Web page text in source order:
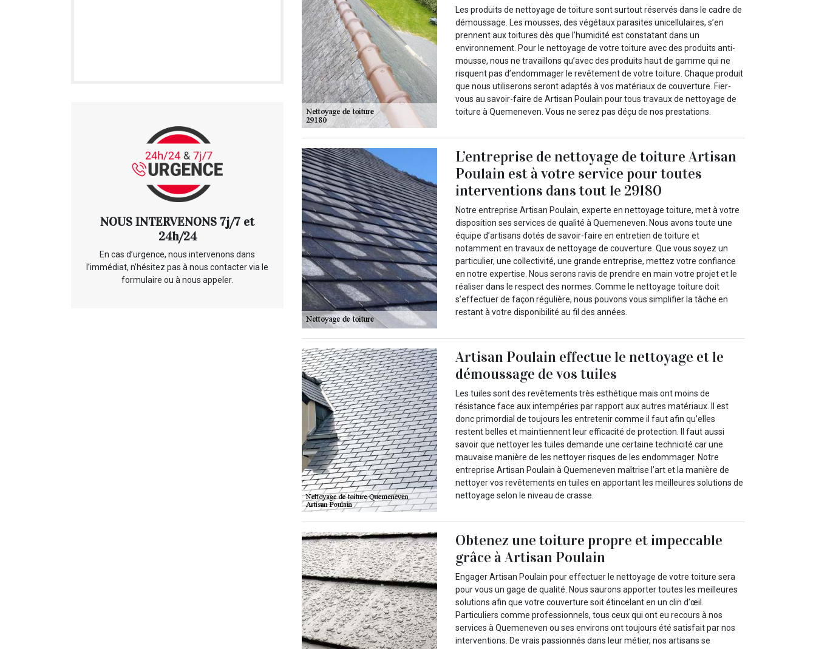
NOUS INTERVENONS 7j/7 et
24h/24
En cas d’urgence, nous intervenons dans
l’immédiat, n’hésitez pas à nous contacter via le
formulaire ou à nous appeler.
Les produits de nettoyage de toiture sont surtout réservés dans le cadre de
démoussage. Les mousses, des végétaux parasites unicellulaires, s’en
prennent aux toitures dès que l’humidité est constatant dans un
environnement. Pour le nettoyage de votre toiture avec des produits anti-
mousse, nous ne travaillons qu’avec des produits haut de gamme qui ne
risquent pas d’endommager le revêtement de votre toiture. Chaque produit
que nous utiliserons seront adaptés à vos matériaux de couverture. Fier-
vous au savoir-faire de Artisan Poulain pour tous travaux de nettoyage de
toiture à Quemeneven. Vous ne serez pas déçu de nos prestations.
L’entreprise de nettoyage de toiture Artisan
Poulain est à votre service pour toutes
interventions dans tout le 29180
Notre entreprise Artisan Poulain, experte en nettoyage toiture, met à votre
disposition ses services de qualité à Quemeneven. Nous avons toute une
équipe d’artisans dotés de savoir-faire en entretien de toiture et
notamment en travaux de nettoyage de couverture. Que vous soyez un
particulier, une collectivité, une grande entreprise, mettez votre confiance
en notre expertise. Nous serons ravis de prendre en main votre projet et le
réaliser dans le respect des normes. Comme le nettoyage toiture doit
s’effectuer de façon régulière, nous pouvons vous simplifier la tâche en
restant à votre disponibilité au fil des années.
Artisan Poulain effectue le nettoyage et le
démoussage de vos tuiles
Les tuiles sont des revêtements très esthétique mais ont moins de
résistance face aux intempéries par rapport aux autres matériaux. Il est
donc primordial de toujours les entretenir comme il faut afin qu’elles
restent belles et maintiennent leur efficacité de protection. Il faut aussi
savoir que nettoyer les tuiles demande une certaine technicité car une
mauvaise manière de les nettoyer risques de les endommager. Notre
entreprise Artisan Poulain à Quemeneven maîtrise l’art et la manière de
nettoyer vos revêtements en tuiles en apportant les meilleures solutions de
nettoyage selon le niveau de crasse.
Obtenez une toiture propre et impeccable
grâce à Artisan Poulain
Engager Artisan Poulain pour effectuer le nettoyage de votre toiture sera
pour vous un gage de qualité. Nous saurons apporter toutes les meilleures
solutions afin que votre couverture soit étincelant en un clin d’œil.
Particuliers comme professionnels, tous ceux qui ont eu recours à nos
services à Quemeneven ou ses environs ont toujours été satisfait par nos
interventions. De vrais passionnés dans leur métier, nos artisans se